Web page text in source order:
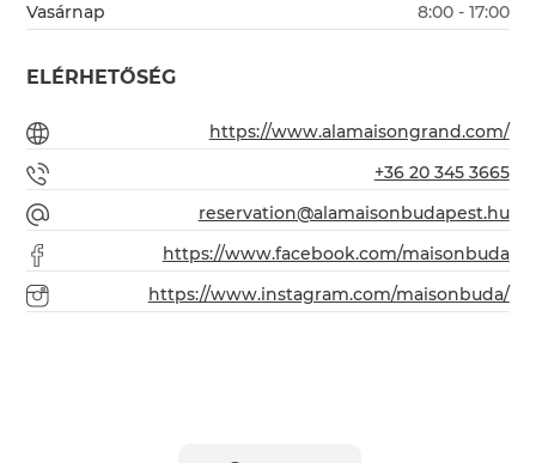
Vasárnap
8:00 - 17:00
ELÉRHETŐSÉG
https://www.alamaisongrand.com/
+36 20 345 3665
reservation@alamaisonbudapest.hu
https://www.facebook.com/maisonbuda
https://www.instagram.com/maisonbuda/